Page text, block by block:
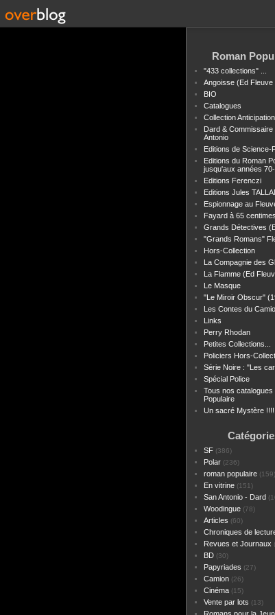
Roman
"433 collections" ...
Angoisse (Ed Fleuve
BIO
Catalogues
Collection Anticipation
Dard & Commissaire
Antonio
Editions de Science-
Editions du Roman
jusqu'aux années
Editions Ferenczi
Editions Jules
Espionnage au
Fayard à 65 centimes
Grands Détectives
"Grands Romans"
Hors-Collection
La Compagnie des
La Flamme (Ed
Le Masque
"Le Miroir Obscur"
Les Contes du
Links
Perry Rhodan
Petites Collections...
Policiers Hors-
Série Noire : "Les
Spécial Police
Tous nos catalogues
Populaire
Un sacré Mystère !!!!!
SF (386)
Polar (236)
roman populaire (159)
En vitrine (151)
San Antonio - Dard
Woodingue (78)
Articles (60)
Chroniques de
Revues et Journaux
BD (30)
Papyriades (27)
Camion (26)
Cinéma (15)
Vente par lots (13)